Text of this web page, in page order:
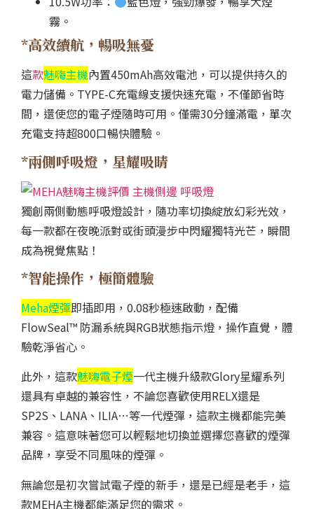
霧。
*高效續航，暢吸無憂
這款魅嗨主機內置450mAh高效電池，可以提供持久的
電力儲備。TYPE-C充電線支援快速充電，不僅節省時
間，還使您的電子煙隨時可用。僅需30分鐘滿電，單次
充電支持超800口暢快體驗。
*兩側呼吸燈，星耀吸睛
獨創兩側動態呼吸燈設計，隨功率切換綻放幻彩光效，
每一款都在夜晚派對或街頭漫步中閃耀獨特光芒，瞬間
成為視覺焦點！
*智能操作，極簡體驗
Meha煙彈即插即用，0.08秒極速啟動，配備
FlowSeal™ 防漏系統與RGB狀態指示燈，操作直覺，體
驗乾淨省心。
此外，這款魅嗨電子煙一代主機升級款Glory星耀系列
還具有卓越的兼容性，不論您喜歡使用RELX還是
SP2S、LANA、ILIA…等一代煙彈，這款主機都能完美
兼容。這意味著您可以輕鬆地切換並選擇您喜歡的煙彈
品牌，享受不同風味的煙彈。
無論您是初次嘗試電子煙的新手，還是已經是老手，這
款MEHA主機都能滿足您的需求。